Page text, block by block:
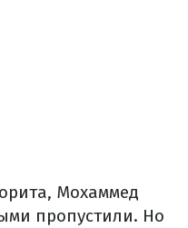
Мохаммед
пропустили. Но